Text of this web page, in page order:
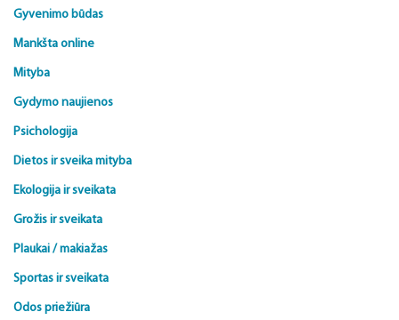
Gyvenimo būdas
Mankšta online
Mityba
Gydymo naujienos
Psichologija
Dietos ir sveika mityba
Ekologija ir sveikata
Grožis ir sveikata
Plaukai / makiažas
Sportas ir sveikata
Odos priežiūra